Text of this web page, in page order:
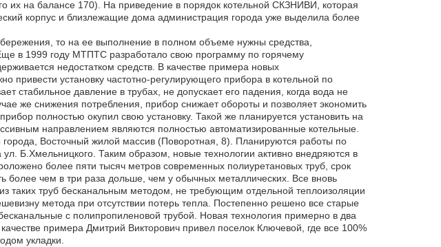
их на балансе 170). На приведение в порядок котельной СКЗНИВИ, которая
корпус и близлежащие дома администрация города уже выделила более
то на ее выполнение в полном объеме нужны средства,
в 1999 году МТПТС разработало свою программу по горячему
недостатком средств. В качестве примера новых
привести установку частотно-регулирующего прибора в котельной по
стабильное давление в трубах, не допускает его падения, когда вода не
же снижения потребления, прибор снижает обороты и позволяет экономить
полностью окупил свою установку. Такой же планируется установить на
направлением являются полностью автоматизированные котельные.
Восточный жилой массив (Поворотная, 8). Планируются работы по
Б.Хмельницкого. Таким образом, новые технологии активно внедряются в
более пяти тысяч метров современных полиуретановых труб, срок
более чем в три раза дольше, чем у обычных металлических. Все вновь
таких труб бесканальным методом, не требующим отдельной теплоизоляции
метода при отсутствии потерь тепла. Постепенно решено все старые
с полипропиленовой трубой. Новая технология примерно в два
примера Дмитрий Викторович привел поселок Ключевой, где все 100%
укладки.